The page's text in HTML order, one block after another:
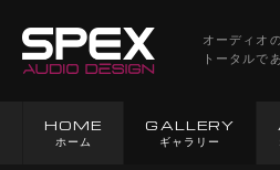
オーディオ
トータルで
HOME
ホーム
GALLERY
ギャラリー